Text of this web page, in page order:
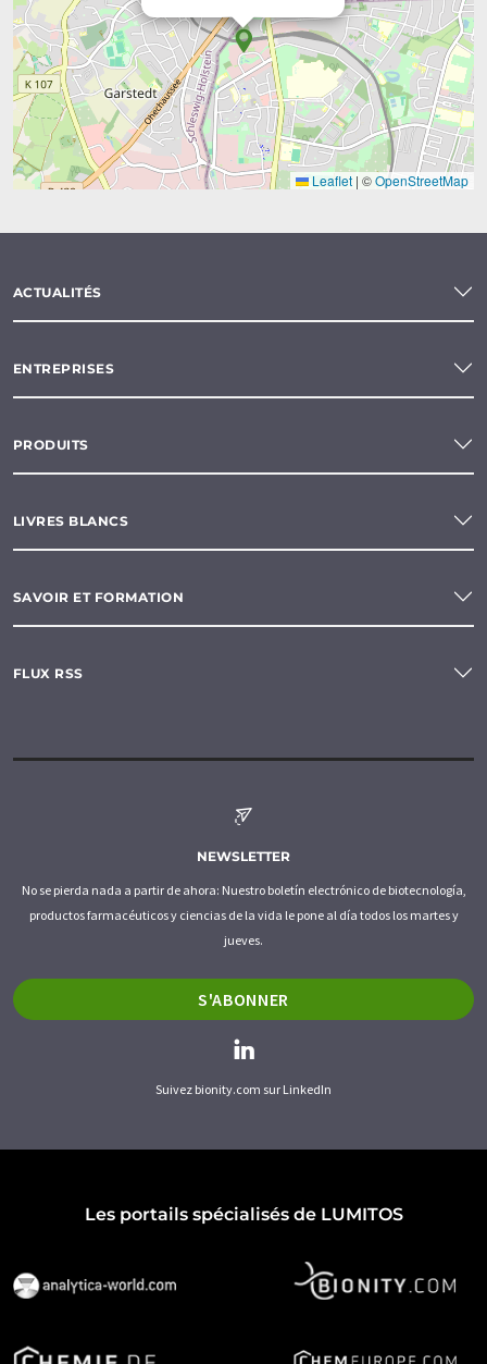
Leaflet | ©OpenStreetMap
ACTUALITÉS
ENTREPRISES
PRODUITS
LIVRES BLANCS
SAVOIR ET FORMATION
FLUX RSS
NEWSLETTER
No se pierda nada a partir de ahora: Nuestro boletín electrónico de biotecnología,
productos farmacéuticos y ciencias de la vida le pone al día todos los martes y
jueves.
S'ABONNER
Suivez bionity.com sur LinkedIn
Les portails spécialisés de LUMITOS